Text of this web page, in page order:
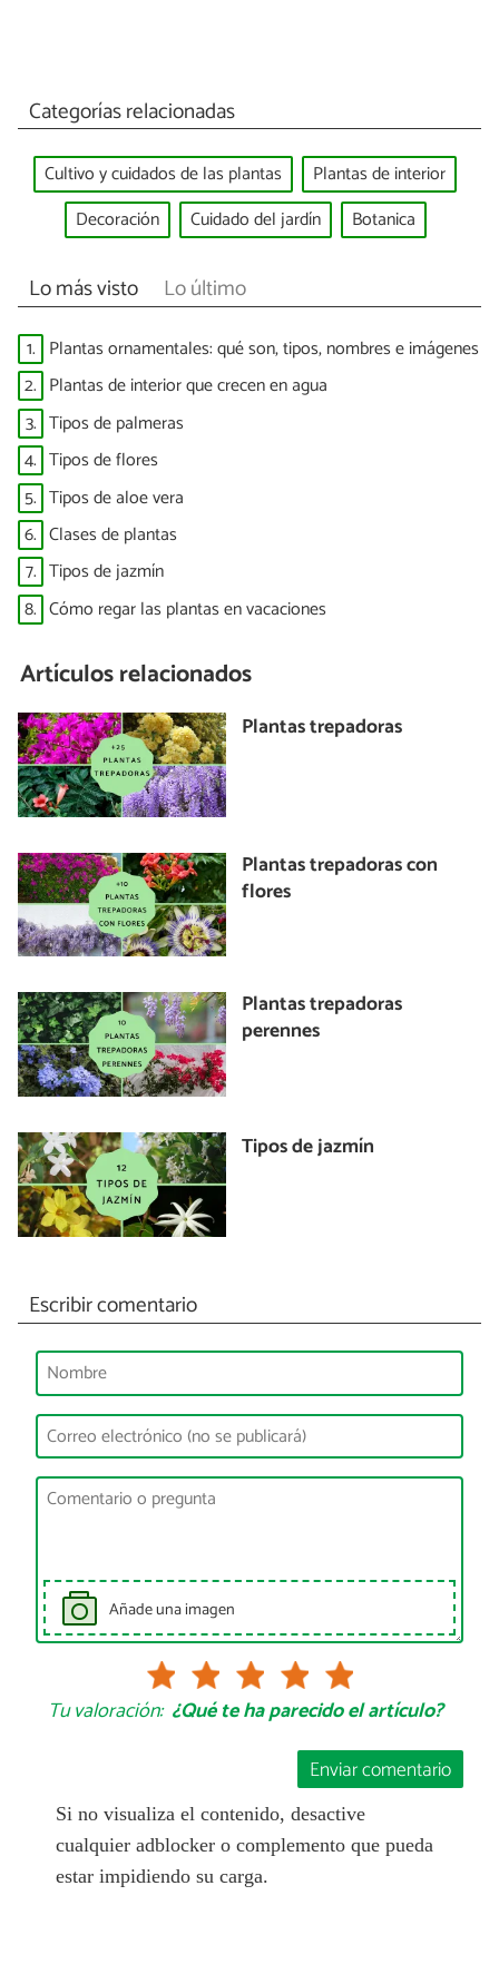
Categorías relacionadas
Cultivo y cuidados de las plantas
Plantas de interior
Decoración
Cuidado del jardín Botanica
Lo más visto Lo último
1. Plantas ornamentales: qué son, tipos, nombres e imágenes
2. Plantas de interior que crecen en agua
3. Tipos de palmeras
4. Tipos de flores
5. Tipos de aloe vera
6. Clases de plantas
7. Tipos de jazmín
8. Cómo regar las plantas en vacaciones
Artículos relacionados
Plantas trepadoras
Plantas trepadoras con
flores
Plantas trepadoras
perennes
Tipos de jazmín
Escribir comentario
Añade una imagen
Tu valoración: ¿Qué te ha parecido el artículo?
Enviar comentario
Si no visualiza el contenido, desactive
cualquier adblocker o complemento que pueda
estar impidiendo su carga.